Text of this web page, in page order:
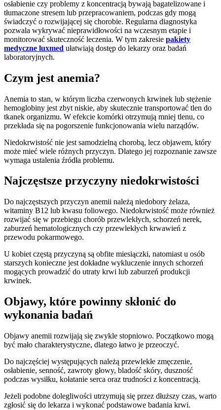
osłabienie czy problemy z koncentracją bywają bagatelizowane i
tłumaczone stresem lub przepracowaniem, podczas gdy mogą
świadczyć o rozwijającej się chorobie. Regularna diagnostyka
pozwala wykrywać nieprawidłowości na wczesnym etapie i
monitorować skuteczność leczenia. W tym zakresie pakiety
medyczne luxmed ułatwiają dostęp do lekarzy oraz badań
laboratoryjnych.
Czym jest anemia?
Anemia to stan, w którym liczba czerwonych krwinek lub stężenie
hemoglobiny jest zbyt niskie, aby skutecznie transportować tlen do
tkanek organizmu. W efekcie komórki otrzymują mniej tlenu, co
przekłada się na pogorszenie funkcjonowania wielu narządów.
Niedokrwistość nie jest samodzielną chorobą, lecz objawem, który
może mieć wiele różnych przyczyn. Dlatego jej rozpoznanie zawsze
wymaga ustalenia źródła problemu.
Najczęstsze przyczyny niedokrwistości
Do najczęstszych przyczyn anemii należą niedobory żelaza,
witaminy B12 lub kwasu foliowego. Niedokrwistość może również
rozwijać się w przebiegu chorób przewlekłych, schorzeń nerek,
zaburzeń hematologicznych czy przewlekłych krwawień z
przewodu pokarmowego.
U kobiet częstą przyczyną są obfite miesiączki, natomiast u osób
starszych konieczne jest dokładne wykluczenie innych schorzeń
mogących prowadzić do utraty krwi lub zaburzeń produkcji
krwinek.
Objawy, które powinny skłonić do
wykonania badań
Objawy anemii rozwijają się zwykle stopniowo. Początkowo mogą
być mało charakterystyczne, dlatego łatwo je przeoczyć.
Do najczęściej występujących należą przewlekłe zmęczenie,
osłabienie, senność, zawroty głowy, bladość skóry, duszność
podczas wysiłku, kołatanie serca oraz trudności z koncentracją.
Jeżeli podobne dolegliwości utrzymują się przez dłuższy czas, warto
zgłosić się do lekarza i wykonać podstawowe badania krwi.